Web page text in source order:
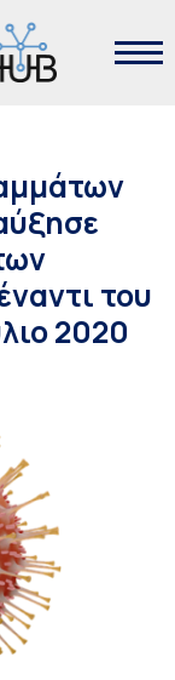
του
2020